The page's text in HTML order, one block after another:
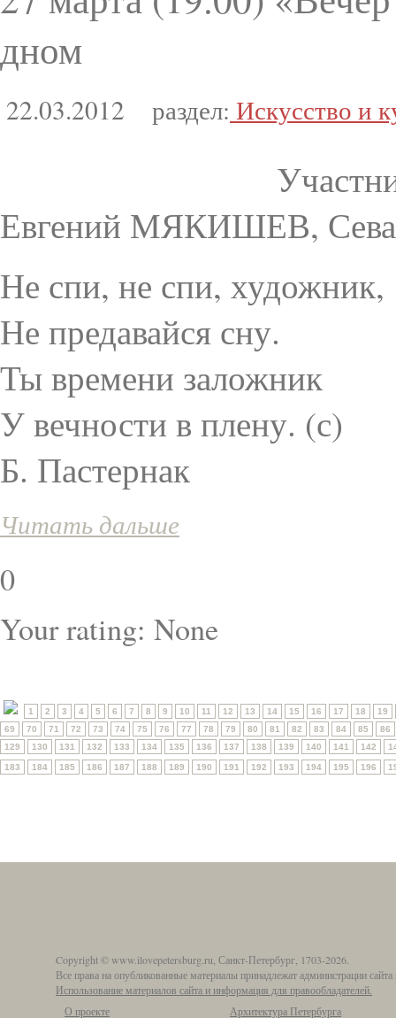
дном
22.03.2012 раздел: Искусство и
Евгений МЯКИШЕВ,
Не спи, не спи, художник,
Не предавайся сну.
Ты времени заложник
У вечности в плену. (с)
Б. Пастернак
Читать дальше
0
Your rating: None
1 2 3 4 5 6 7 8 9 10 11 12 13 14 15 16 17 18
19
69
70 71 72 73 74 75 76 77 78 79 80 81 82 83 84 85
86
129
130 131 132 133 134 135 136 137 138 139 140 141 142
183 184 185 186 187 188 189 190 191 192 193 194 195 196
Copyright © www.ilovepetersburg.ru, Санкт-Петербург, 1703-2026.
Все права на опубликованные материалы принадлежат администрации
Использование материалов сайта и информация для правообладателей.
О проекте
Архитектура Петербурга